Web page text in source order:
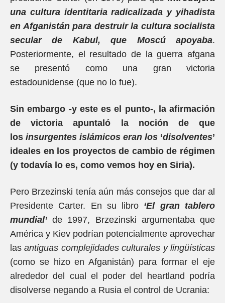
una cultura identitaria radicalizada y yihadista
en Afganistán para destruir la cultura socialista
secular de Kabul, que Moscú apoyaba.
Posteriormente, el resultado de la guerra afgana
se presentó como una gran victoria
estadounidense (que no lo fue).
Sin embargo -y este es el punto-, la afirmación
de victoria apuntaló la noción de que
los insurgentes islámicos eran los ‘disolventes’
ideales en los proyectos de cambio de régimen
(y todavía lo es, como vemos hoy en Siria).
Pero Brzezinski tenía aún más consejos que dar al
Presidente Carter. En su libro ‘El gran tablero
mundial’de 1997, Brzezinski argumentaba que
América y Kiev podrían potencialmente aprovechar
lasantiguas complejidades culturales y lingüísticas
(como se hizo en Afganistán) para formar el eje
alrededor del cual el poder del heartland podría
disolverse negando a Rusia el control de Ucrania: